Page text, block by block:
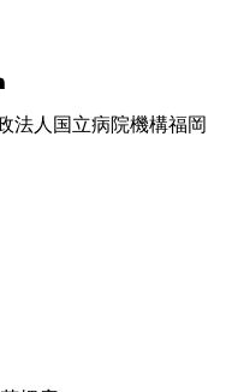
法人国立病院機構福岡